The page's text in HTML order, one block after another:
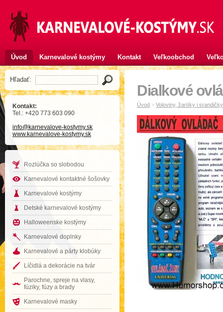
Úvod Karnevalové kostýmy Kontakt Veľkoobchod
Hľadať:
Kontakt:
Tel.: +420 773 603 090
info@karnevalove-kostymy.sk
www.karnevalove-kostymy.sk
Rozlúčka so slobodou
Karnevalové kontaktné šošovky
Karnevalové kostýmy
Detské karnevalové kostýmy
Halloweenske kostýmy
Karnevalové doplnky
Karnevalové a párty klobúky
Líčidlá a dekorácie na tvár
Parochne, spreje na vlasy,
fúziky, fúzy a brady
Karnevalové masky
Dialkové
Úvod > Voloviny, žartíky i srandičky